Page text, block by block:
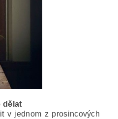
dělat
v jednom z prosincových